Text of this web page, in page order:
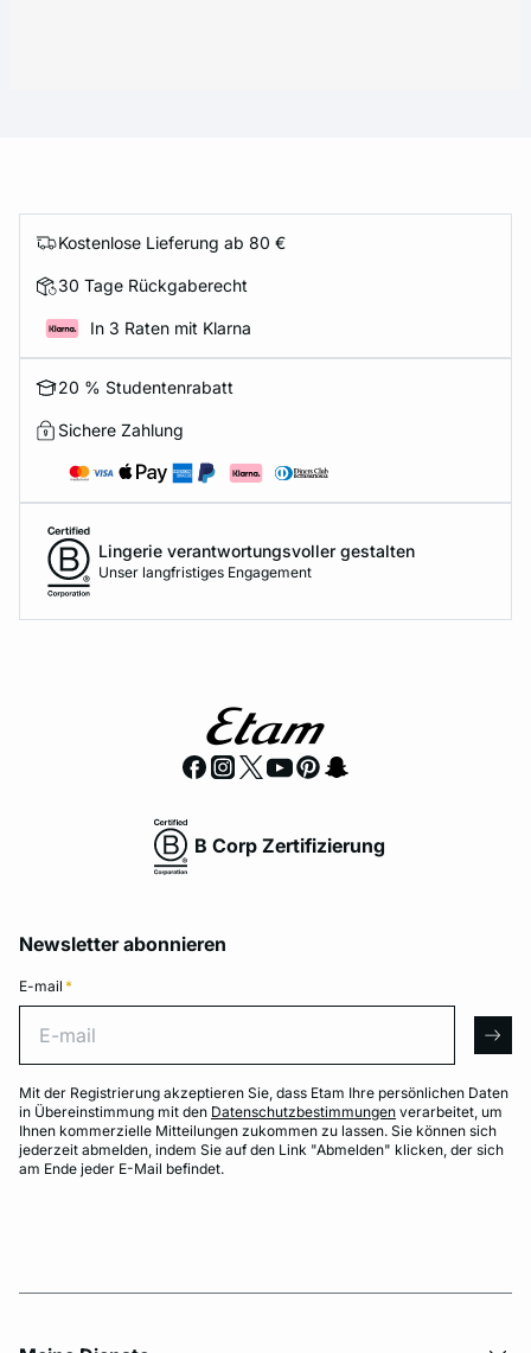
Kostenlose Lieferung ab 80 €
30 Tage Rückgaberecht
In 3 Raten mit Klarna
20 % Studentenrabatt
Sichere Zahlung
Lingerie verantwortungsvoller gestalten
Unser langfristiges Engagement
B Corp Zertifizierung
Newsletter abonnieren
E-mail *
Mit der Registrierung akzeptieren Sie, dass Etam Ihre persönlichen Daten
in Übereinstimmung mit den Datenschutzbestimmungen verarbeitet, um
Ihnen kommerzielle Mitteilungen zukommen zu lassen. Sie können sich
jederzeit abmelden, indem Sie auf den Link "Abmelden" klicken, der sich
am Ende jeder E-Mail befindet.